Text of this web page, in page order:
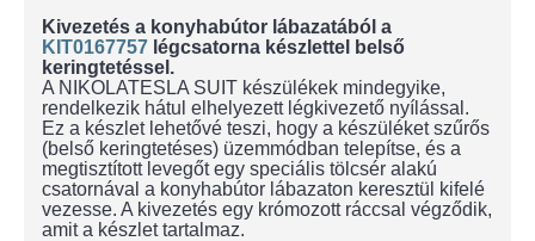
Kivezetés a konyhabútor lábazatából a
KIT0167757 légcsatorna készlettel belső
keringtetéssel.
A NIKOLATESLA SUIT készülékek mindegyike,
rendelkezik hátul elhelyezett légkivezető nyílással.
Ez a készlet lehetővé teszi, hogy a készüléket szűrős
(belső keringtetéses) üzemmódban telepítse, és a
megtisztított levegőt egy speciális tölcsér alakú
csatornával a konyhabútor lábazaton keresztül kifelé
vezesse. A kivezetés egy krómozott ráccsal végződik,
amit a készlet tartalmaz.